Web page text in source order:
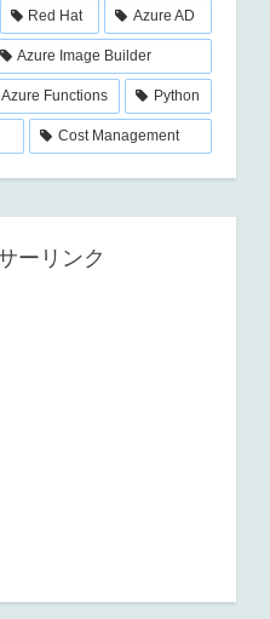
Red Hat Azure AD
Azure Image Builder
Azure Functions Python
Cost Management
ーリンク